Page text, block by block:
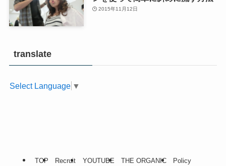
2015年11月12日
translate
Select Language ▼
TOP Recruit YOUTUBE THE ORGANIC Policy